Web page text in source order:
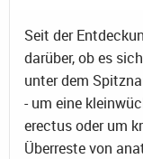
Seit der
darüber, ob es
unter dem
- um eine
erectus oder um
Überreste von